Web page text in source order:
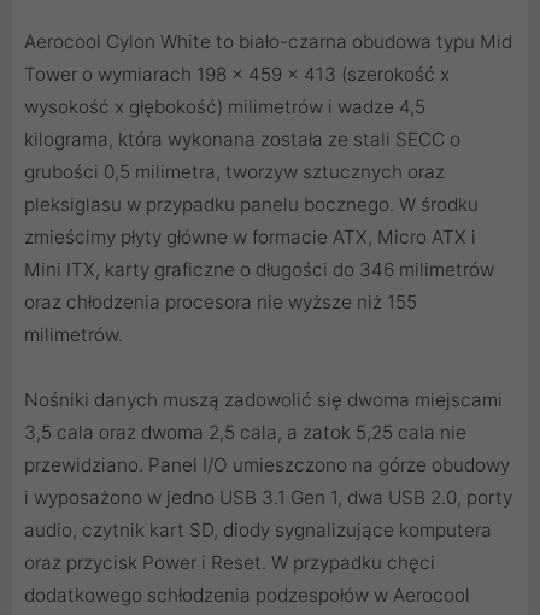
Aerocool Cylon White to biało-czarna obudowa typu Mid
Tower o wymiarach 198 x 459 x 413 (szerokość x
wysokość x głębokość) milimetrów i wadze 4,5
kilograma, która wykonana została ze stali SECC o
grubości 0,5 milimetra, tworzyw sztucznych oraz
pleksiglasu w przypadku panelu bocznego. W środku
zmieścimy płyty główne w formacie ATX, Micro ATX i
Mini ITX, karty graficzne o długości do 346 milimetrów
oraz chłodzenia procesora nie wyższe niż 155
milimetrów.
Nośniki danych muszą zadowolić się dwoma miejscami
3,5 cala oraz dwoma 2,5 cala, a zatok 5,25 cala nie
przewidziano. Panel I/O umieszczono na górze obudowy
i wyposażono w jedno USB 3.1 Gen 1, dwa USB 2.0, porty
audio, czytnik kart SD, diody sygnalizujące komputera
oraz przycisk Power i Reset. W przypadku chęci
dodatkowego schłodzenia podzespołów w Aerocool